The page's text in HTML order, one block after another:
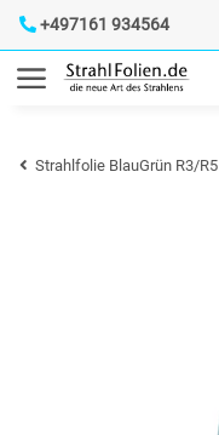
+497161 934564
Strahlfolie BlauGrün R3/R5